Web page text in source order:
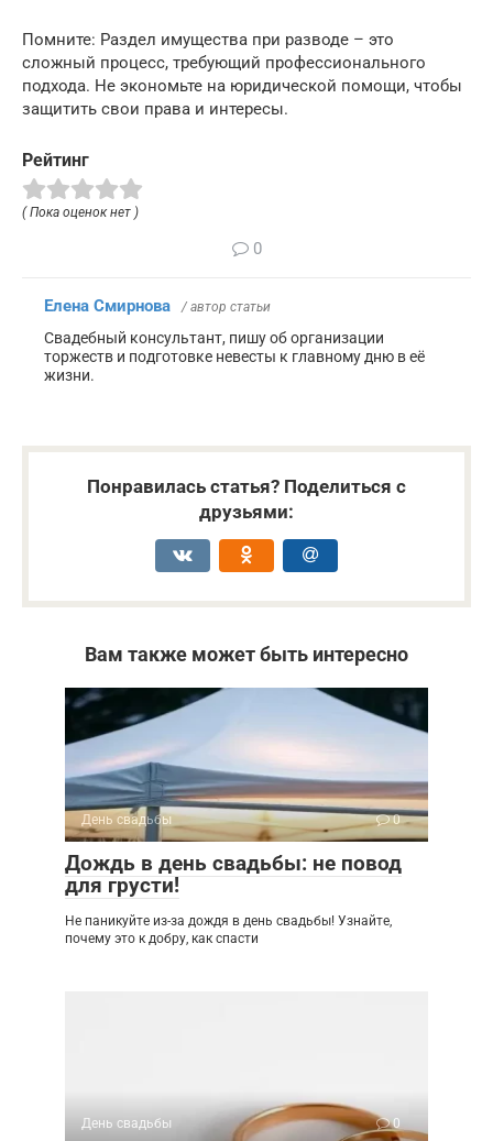
Помните: Раздел имущества при разводе – это
сложный процесс, требующий профессионального
подхода. Не экономьте на юридической помощи, чтобы
защитить свои права и интересы.
Рейтинг
( Пока оценок нет )
0
Елена Смирнова / автор статьи
Свадебный консультант, пишу об организации
торжеств и подготовке невесты к главному дню в её
жизни.
Понравилась статья? Поделиться с
друзьями:
Вам также может быть интересно
День свадьбы 0
Дождь в день свадьбы: не повод
для грусти!
Не паникуйте из-за дождя в день свадьбы! Узнайте,
почему это к добру, как спасти
День свадьбы 0